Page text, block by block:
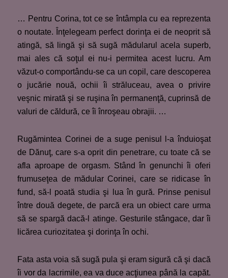
… Pentru Corina, tot ce se întâmpla cu ea reprezenta
o noutate. Înţelegeam perfect dorinţa ei de neoprit să
atingă, să lingă şi să sugă mădularul acela superb,
mai ales că soţul ei nu-i permitea acest lucru. Am
văzut-o comportându-se ca un copil, care descoperea
o jucărie nouă, ochii îi străluceau, avea o privire
veşnic mirată şi se ruşina în permanenţă, cuprinsă de
valuri de căldură, ce îi înroşeau obrajii. …
Rugămintea Corinei de a suge penisul l-a înduioşat
de Dănuţ, care s-a oprit din penetrare, cu toate că se
afla aproape de orgasm. Stând în genunchi îi oferi
frumuseţea de mădular Corinei, care se ridicase în
fund, să-l poată studia şi lua în gură. Prinse penisul
între două degete, de parcă era un obiect care urma
să se spargă dacă-l atinge. Gesturile stângace, dar îi
licărea curiozitatea şi dorinţa în ochi.
Fata asta voia să sugă pula şi eram sigură că şi dacă
îi vor da lacrimile, ea va duce acţiunea până la capăt.